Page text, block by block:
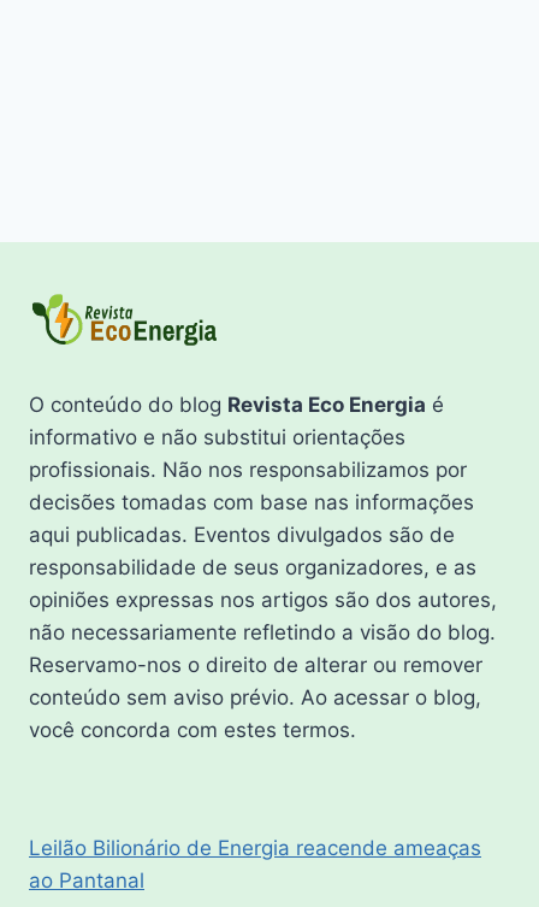
O conteúdo do blog Revista Eco Energia é
informativo e não substitui orientações
profissionais. Não nos responsabilizamos por
decisões tomadas com base nas informações
aqui publicadas. Eventos divulgados são de
responsabilidade de seus organizadores, e as
opiniões expressas nos artigos são dos autores,
não necessariamente refletindo a visão do blog.
Reservamo-nos o direito de alterar ou remover
conteúdo sem aviso prévio. Ao acessar o blog,
você concorda com estes termos.
Leilão Bilionário de Energia reacende ameaças
ao Pantanal